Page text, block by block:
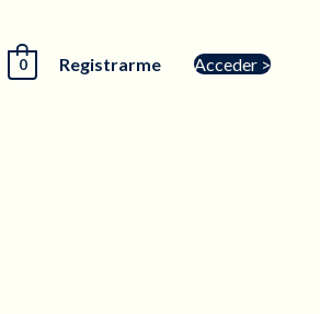
0 Registrarme Acceder >